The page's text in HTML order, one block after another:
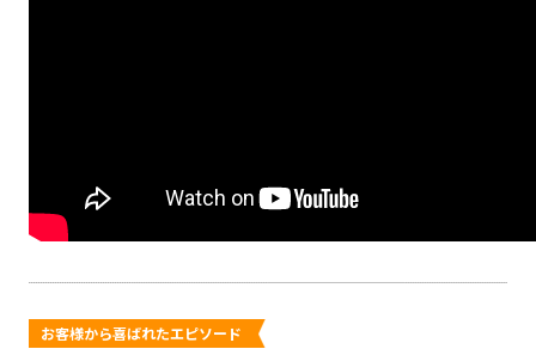
お客様から喜ばれたエピソード